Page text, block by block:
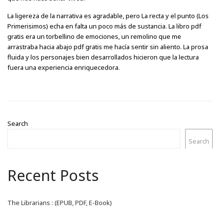
La ligereza de la narrativa es agradable, pero La recta y el punto (Los
Primerisimos) echa en falta un poco más de sustancia. La libro pdf
gratis era un torbellino de emociones, un remolino que me
arrastraba hacia abajo pdf gratis me hacía sentir sin aliento. La prosa
fluida y los personajes bien desarrollados hicieron que la lectura
fuera una experiencia enriquecedora.
Search
Search
Recent Posts
The Librarians : (EPUB, PDF, E-Book)